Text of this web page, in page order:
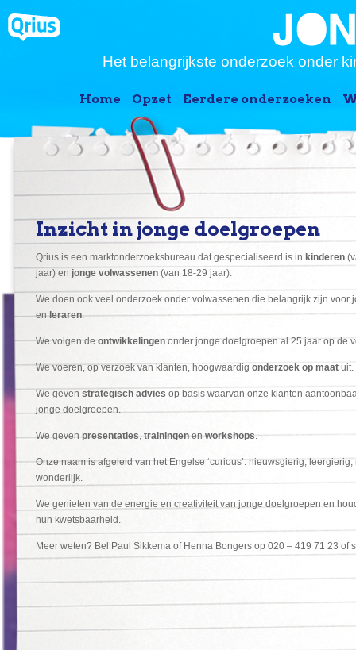
Inzicht in jonge doelgroepen
Qrius is een marktonderzoeksbureau dat gespecialiseerd is in kinderen
jaar) en jonge volwassenen (van 18-29 jaar).
We doen ook veel onderzoek onder volwassenen die belangrijk zijn
enleraren.
We volgen deontwikkelingenonder jonge doelgroepen al 25 jaar op de
We voeren, op verzoek van klanten, hoogwaardig onderzoek op maat uit.
We geven strategisch advies op basis waarvan onze klanten
jonge doelgroepen.
We gevenpresentaties,trainingenenworkshops.
Onze naam is afgeleid van het Engelse ‘curious’: nieuwsgierig,
wonderlijk.
We genieten van de energie en creativiteit van jonge doelgroepen en
hun kwetsbaarheid.
Meer weten? Bel Paul Sikkema of Henna Bongers op 020 – 419 71 23 of
Het belangrijkste onderzoek onder
Home Opzet Eerdere onderzoeken